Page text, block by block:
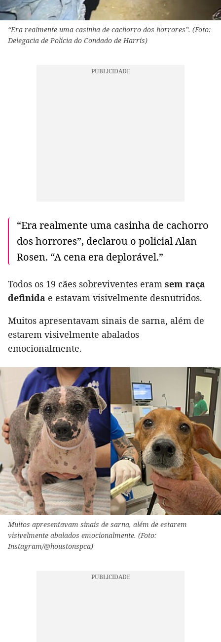
“Era realmente uma casinha de cachorro dos horrores”. (Foto:
Delegacia de Polícia do Condado de Harris)
“Era realmente uma casinha de cachorro
dos horrores”, declarou o policial Alan
Rosen. “A cena era deplorável.”
Todos os 19 cães sobreviventes eram sem raça
definida e estavam visivelmente desnutridos.
Muitos apresentavam sinais de sarna, além de
estarem visivelmente abalados
emocionalmente.
Muitos apresentavam sinais de sarna, além de estarem
visivelmente abalados emocionalmente. (Foto:
Instagram/@houstonspca)